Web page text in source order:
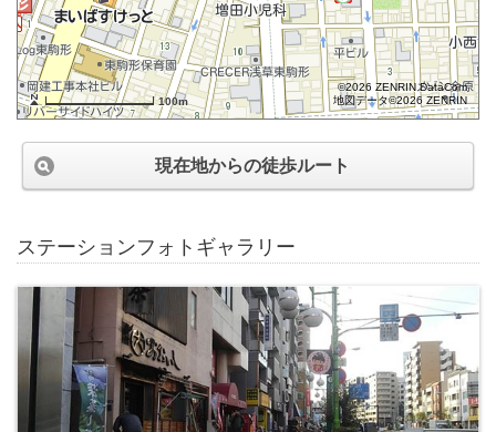
100m
©2026 ZENRIN DataCom
地図データ©2026 ZENRIN
現在地からの徒歩ルート
ステーションフォトギャラリー